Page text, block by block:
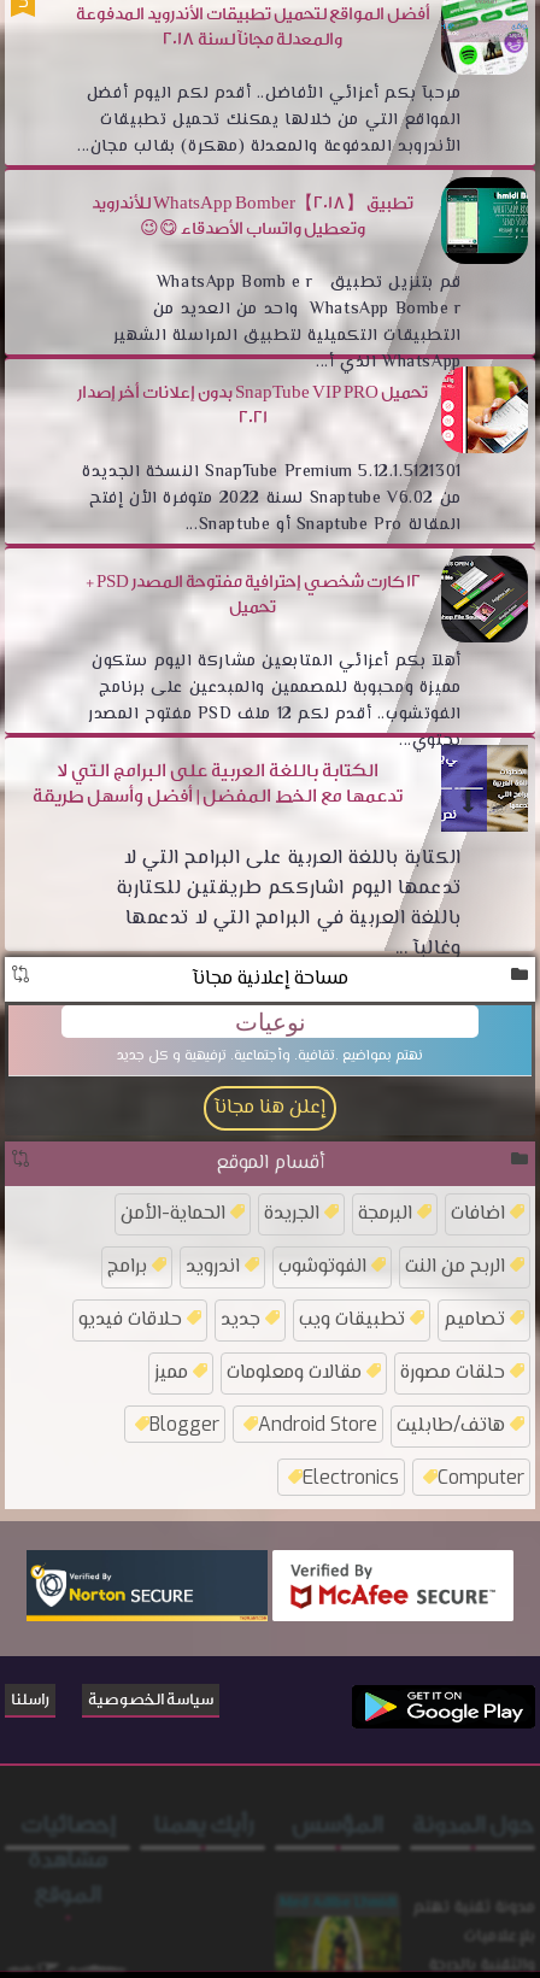
أفضل المواقع لتحميل تطبيقات الأندرويد المدفوعة
والمعدلة مجانآ لسنة 2018
مرحبآ بكم أعزائي الأفاضل.. أقدم لكم اليوم أفضل
المواقع التي من خلالها يمكنك تحميل تطبيقات
الأندروبد المدفوعة والمعدلة (مهكرة) بقالب مجان...
تطبيق WhatsApp Bomber【2018】 للأندرويد
وتعطيل واتساب الأصدقاء 😋😉
قم بتنزيل تطبيق WhatsApp Bomb e r
WhatsApp Bombe r واحد من العديد من
التطبيقات التكميلية لتطبيق المراسلة الشهير
WhatsApp الذي أ...
تحميل SnapTube VIP PRO بدون إعلانات أخر إصدار
2021
SnapTube Premium 5.12.1.5121301 النسخة الجديدة
من Snaptube V6.02 لسنة 2022 متوفرة الأن إفتح
المقالة Snaptube Pro أو Snaptube...
12 كارت شخصي إحترافية مفتوحة المصدر PSD +
تحميل
أهلآ بكم أعزائي المتابعين مشاركة اليوم ستكون
مميزة ومحبوبة للمصممين والمبدعين على برنامج
الفوتشوب.. أقدم لكم 12 ملف PSD مفتوح المصدر
يحتوي...
الكتابة باللغة العربية على البرامج التي لا
تدعمها مع الخط المفضل | أفضل وأسهل طريقة
الكتابة باللغة العربية على البرامح التي لا
تدعمها اليوم اشارككم طريقتين للكتاربة
باللغة العربية في البرامج التي لا تدعمها
وغالبآ ...
مساحة إعلانية مجانآ
نوعيات
نهتم بمواضيع .تقافية. وأجتماعية. ترفيهية و كل جديد
إعلن هنا مجانآ
أقسام الموقع
اضافات البرمجة الجريدة الحماية-الأمن
الربح من النت الفوتوشوب اندرويد برامج
تصاميم تطبيقات ويب جديد حلاقات فيديو
حلقات مصورة مقالات ومعلومات مميز
هاتف/طابليت Android Store
Blogger
Computer
Electronics
سياسة الخصوصية راسلنا
حول المدونة
مدونة ثقنية تهتم
بلإعلاميات
والثقنية بالدرجة
المؤسس رأيك يهمنا
إحصائيات
مشاهدة
الموقع